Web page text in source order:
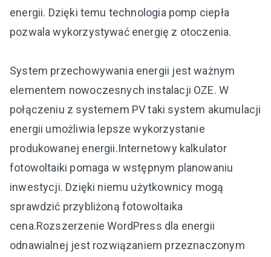
energii. Dzięki temu technologia pomp ciepła
pozwala wykorzystywać energię z otoczenia.
System przechowywania energii jest ważnym
elementem nowoczesnych instalacji OZE. W
połączeniu z systemem PV taki system akumulacji
energii umożliwia lepsze wykorzystanie
produkowanej energii.Internetowy kalkulator
fotowoltaiki pomaga w wstępnym planowaniu
inwestycji. Dzięki niemu użytkownicy mogą
sprawdzić przybliżoną fotowoltaika
cena.Rozszerzenie WordPress dla energii
odnawialnej jest rozwiązaniem przeznaczonym